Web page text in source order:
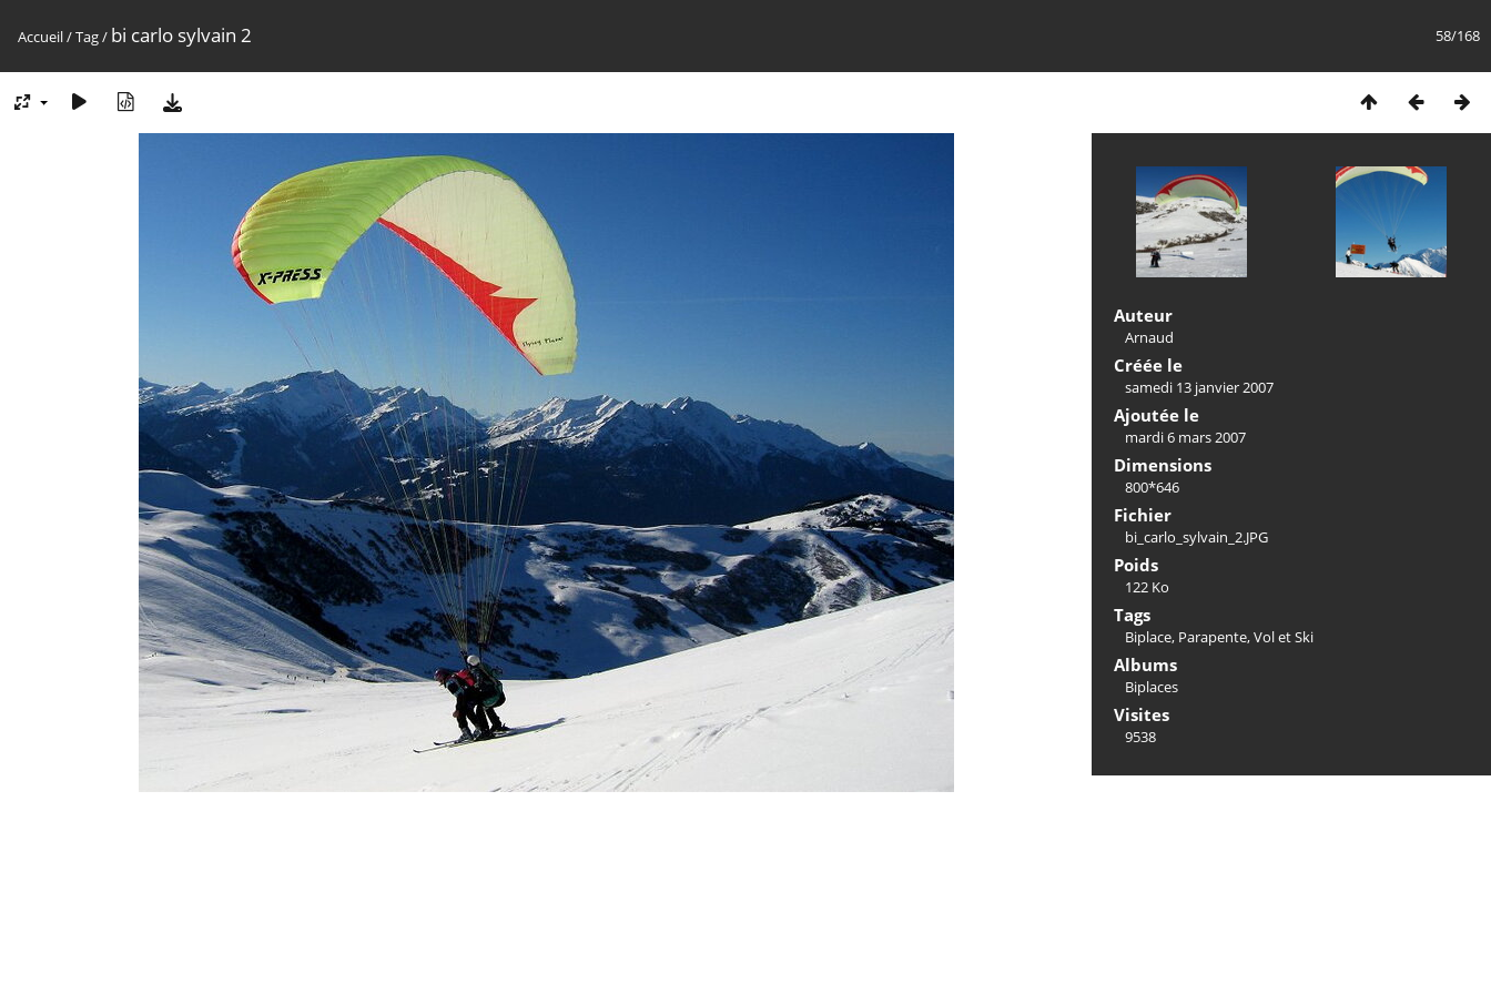
58/168
Accueil/Tag/ bi carlo sylvain 2
Auteur
Arnaud
Créée le
samedi 13 janvier 2007
Ajoutée le
mardi 6 mars 2007
Dimensions
800*646
Fichier
bi_carlo_sylvain_2.JPG
Poids
122 Ko
Tags
Biplace, Parapente,Vol et Ski
Albums
Biplaces
Visites
9538